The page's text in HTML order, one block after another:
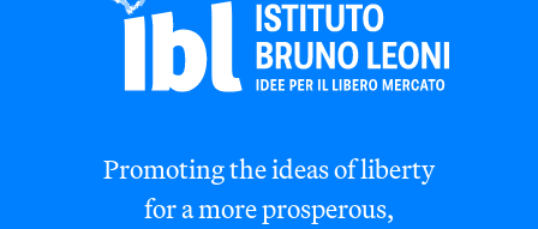
Promoting the ideas of liberty
for a more prosperous,